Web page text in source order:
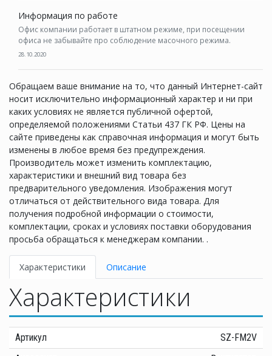
Информация по работе
Офис компании работает в штатном режиме, при посещении
офиса не забывайте про соблюдение масочного режима.
28.10.2020
Обращаем ваше внимание на то, что данный Интернет-сайт
носит исключительно информационный характер и ни при
каких условиях не является публичной офертой,
определяемой положениями Статьи 437 ГК РФ. Цены на
сайте приведены как справочная информация и могут быть
изменены в любое время без предупреждения.
Производитель может изменить комплектацию,
характеристики и внешний вид товара без
предварительного уведомления. Изображения могут
отличаться от действительного вида товара. Для
получения подробной информации о стоимости,
комплектации, сроках и условиях поставки оборудования
просьба обращаться к менеджерам компании. .
Характеристики Описание
Характеристики
Артикул
SZ-FM2V